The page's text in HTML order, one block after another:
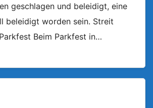
geschlagen und beleidigt, eine
beleidigt worden sein. Streit
Beim Parkfest in…